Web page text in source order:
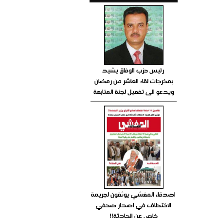
رئيس حزب الوفاق يشيد
بمخرجات لقاء العاشر من رمضان
ويدعو الى تفعيل لجنة المتابعة
اصدقاء المغشي يوثقون لجريمة
الاختطاف في اصدار صحفي
خاص عن الحادثة!!